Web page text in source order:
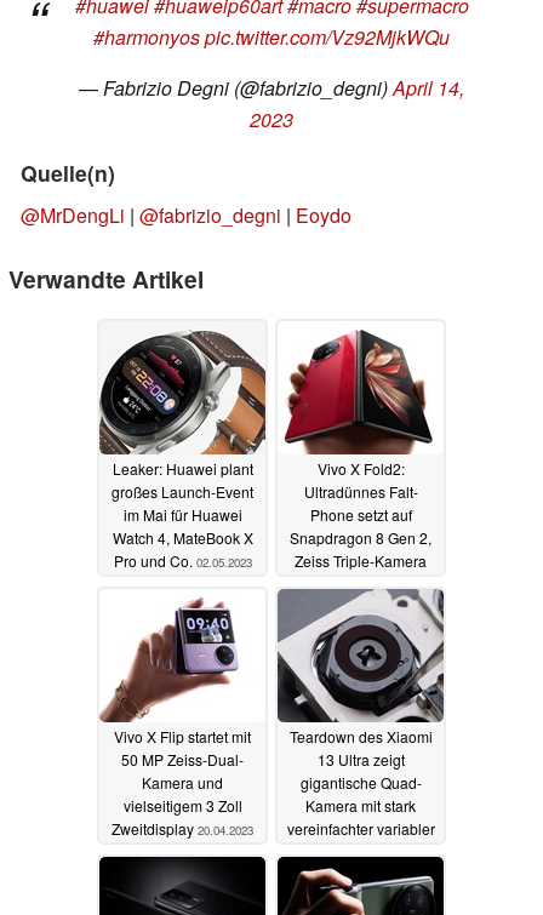
#harmonyospic.twitter.com/Vz92MjkWQu
— Fabrizio Degni (@fabrizio_degni)April 14,
2023
Quelle(n)
@MrDengLi | @fabrizio_degni | Eoydo
Verwandte Artikel
Leaker: Huawei plant
großes Launch-Event
im Mai für Huawei
Watch 4, MateBook X
Pro und Co. 02.05.2023
Vivo X Fold2:
Ultradünnes Falt-
Phone setzt auf
Snapdragon 8 Gen 2,
Zeiss Triple-Kamera
und Dual-
Fingerabdrucksensor
20.04.2023
Vivo X Flip startet mit
50 MP Zeiss-Dual-
Kamera und
vielseitigem 3 Zoll
Zweitdisplay 20.04.2023
Teardown des Xiaomi
13 Ultra zeigt
gigantische Quad-
Kamera mit stark
vereinfachter variabler
Blende20.04.2023